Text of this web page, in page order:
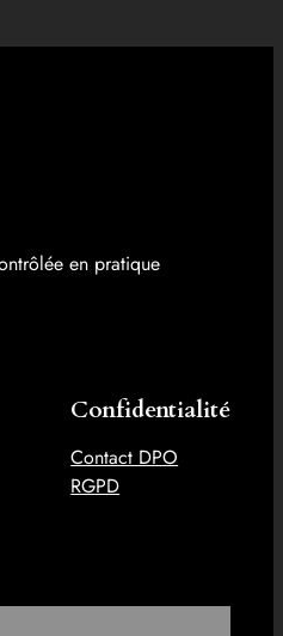
en pratique
Confidentialité
Contact DPO
RGPD